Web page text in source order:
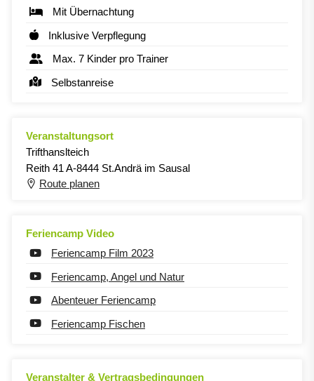
Mit Übernachtung
Inklusive Verpflegung
Max. 7 Kinder pro Trainer
Selbstanreise
Veranstaltungsort
Trifthanslteich
Reith 41 A-8444 St.Andrä im Sausal
Route planen
Feriencamp Video
Feriencamp Film 2023
Feriencamp, Angel und Natur
Abenteuer Feriencamp
Feriencamp Fischen
Veranstalter & Vertragsbedingungen